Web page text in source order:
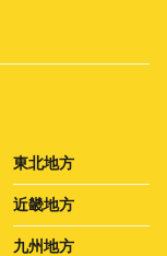
東北地方
近畿地方
九州地方